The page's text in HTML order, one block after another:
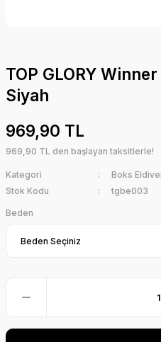
TOP GLORY
Siyah
969,90 TL
969,90 TL den başlayan taksitlerle!
Kategori Boks
Stok Kodu
tgbe003
Beden